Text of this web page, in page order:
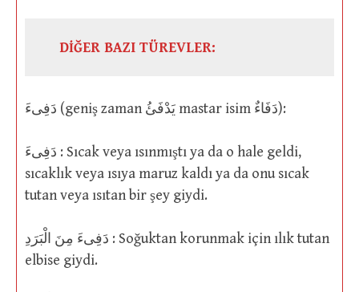
DİĞER BAZI TÜREVLER:
دَفِىءَ (geniş zaman يَدْفَئُ mastar isim دَفَاءٌ):
دَفِىءَ : Sıcak veya ısınmıştı ya da o hale geldi,
sıcaklık veya ısıya maruz kaldı ya da onu sıcak
tutan veya ısıtan bir şey giydi.
دَفِىءَ مِنَ الْبَرَدِ : Soğuktan korunmak için ılık tutan
elbise giydi.